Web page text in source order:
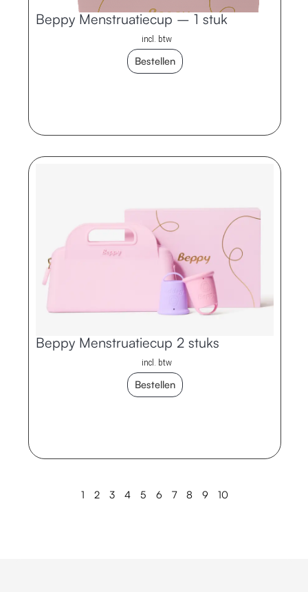
Beppy Menstruatiecup – 1 stuk
incl. btw
Bestellen
Beppy Menstruatiecup 2 stuks
incl. btw
Bestellen
1 2 3 4 5 6 7 8 9 10